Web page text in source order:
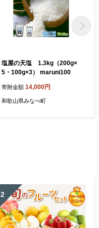
塩屋の天塩 1.3kg（200g×
5・100g×3） maruni100
寄附金額 14,000円
和歌山県みなべ町
2